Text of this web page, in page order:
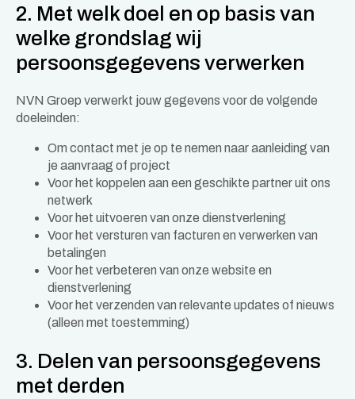
2. Met welk doel en op basis van
welke grondslag wij
persoonsgegevens verwerken
NVN Groep verwerkt jouw gegevens voor de volgende
doeleinden:
Om contact met je op te nemen naar aanleiding van
je aanvraag of project
Voor het koppelen aan een geschikte partner uit ons
netwerk
Voor het uitvoeren van onze dienstverlening
Voor het versturen van facturen en verwerken van
betalingen
Voor het verbeteren van onze website en
dienstverlening
Voor het verzenden van relevante updates of nieuws
(alleen met toestemming)
3. Delen van persoonsgegevens
met derden